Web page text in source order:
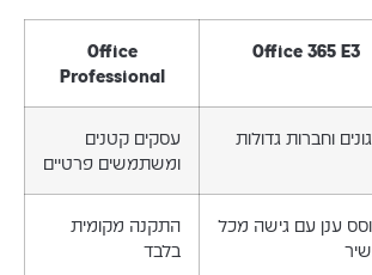
Office 365 E3
Office
Professional
וחברות גדולות
עסקים קטנים
ומשתמשים פרטיים
ענן עם גישה מכל
התקנה מקומית
בלבד